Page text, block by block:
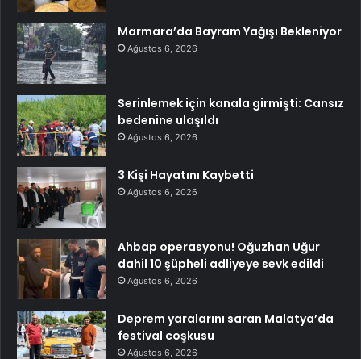
Marmara’da Bayram Yağışı Bekleniyor
Ağustos 6, 2026
Serinlemek için kanala girmişti: Cansız
bedenine ulaşıldı
Ağustos 6, 2026
3 Kişi Hayatını Kaybetti
Ağustos 6, 2026
Ahbap operasyonu! Oğuzhan Uğur
dahil 10 şüpheli adliyeye sevk edildi
Ağustos 6, 2026
Deprem yaralarını saran Malatya’da
festival coşkusu
Ağustos 6, 2026